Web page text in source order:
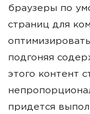
браузеры по
страниц для
подгоняя
этого контент
придется